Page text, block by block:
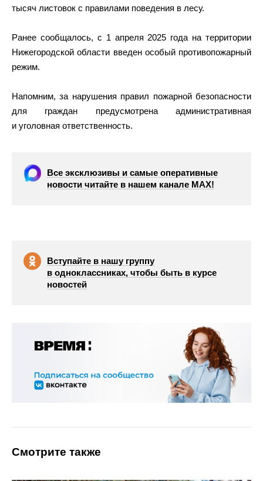
тысяч листовок с правилами поведения в лесу.
Ранее сообщалось, с 1 апреля 2025 года на территории
Нижегородской области введен особый противопожарный
режим.
Напомним, за нарушения правил пожарной безопасности
для граждан предусмотрена административная
и уголовная ответственность.
Все эксклюзивы и самые оперативные
новости читайте в нашем канале МАХ!
Вступайте в нашу группу
в одноклассниках, чтобы быть в курсе
новостей
Смотрите также